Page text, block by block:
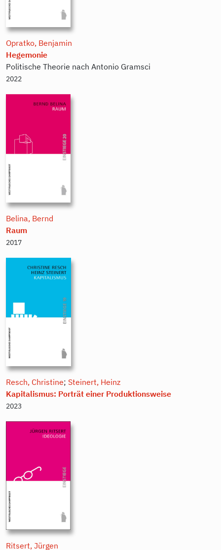
Opratko, Benjamin
Hegemonie
Politische Theorie nach Antonio Gramsci
2022
Belina, Bernd
Raum
2017
Resch, Christine; Steinert, Heinz
Kapitalismus: Porträt einer Produktionsweise
2023
Ritsert, Jürgen